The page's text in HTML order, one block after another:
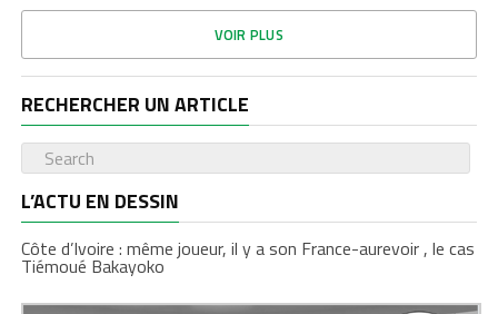
VOIR PLUS
RECHERCHER UN ARTICLE
L’ACTU EN DESSIN
Côte d’Ivoire : même joueur, il y a son France-aurevoir , le cas
Tiémoué Bakayoko